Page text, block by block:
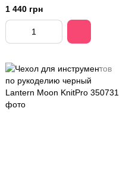
1 440 грн